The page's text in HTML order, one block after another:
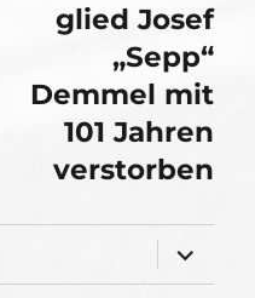
glied Josef
„Sepp“
Demmel mit
101 Jahren
verstorben
öffnen